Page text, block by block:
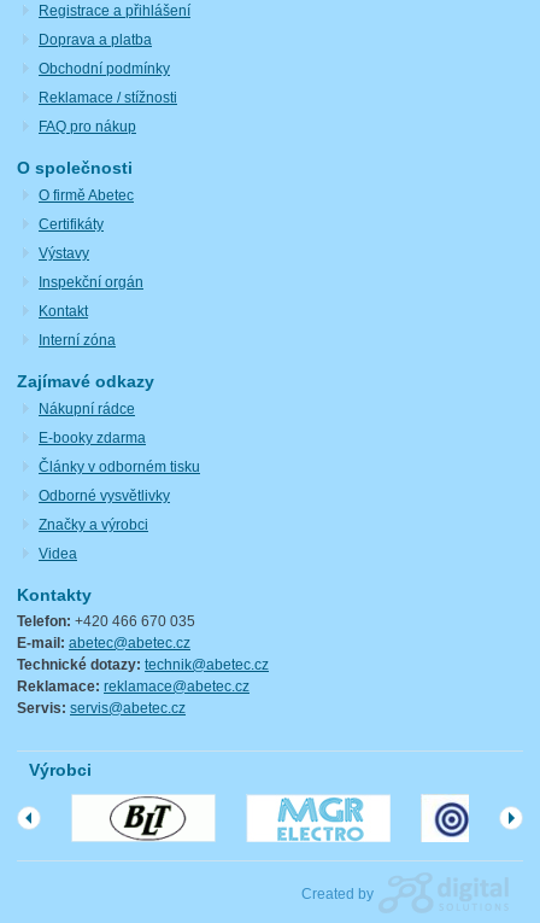
Registrace a přihlášení
Doprava a platba
Obchodní podmínky
Reklamace / stížnosti
FAQ pro nákup
O společnosti
O firmě Abetec
Certifikáty
Výstavy
Inspekční orgán
Kontakt
Interní zóna
Zajímavé odkazy
Nákupní rádce
E-booky zdarma
Články v odborném tisku
Odborné vysvětlivky
Značky a výrobci
Videa
Kontakty
Telefon: +420 466 670 035
E-mail: abetec@abetec.cz
Technické dotazy: technik@abetec.cz
Reklamace: reklamace@abetec.cz
Servis: servis@abetec.cz
Výrobci
Created by